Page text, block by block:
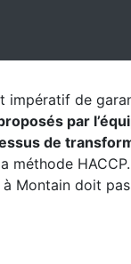
impératif de
par
de
méthode
Montain doit